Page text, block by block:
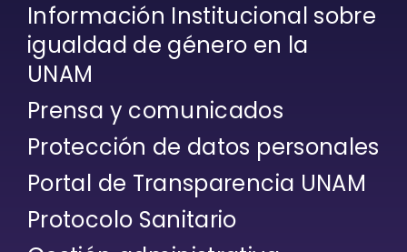
Información Institucional sobre
igualdad de género en la
UNAM
Prensa y comunicados
Protección de datos personales
Portal de Transparencia UNAM
Protocolo Sanitario